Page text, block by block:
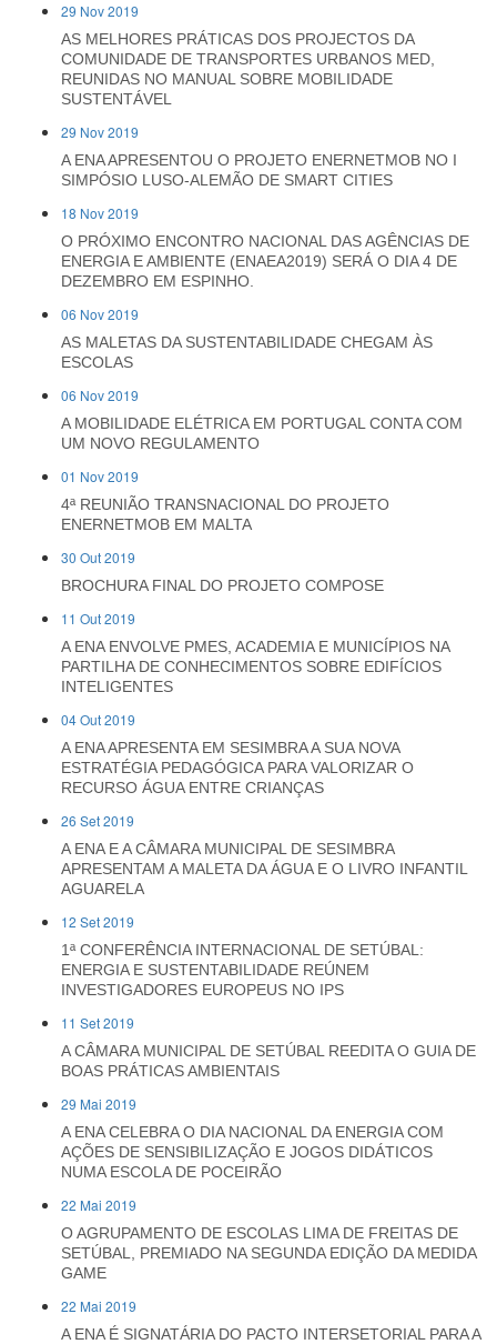
29 Nov 2019
AS MELHORES PRÁTICAS DOS PROJECTOS DA
COMUNIDADE DE TRANSPORTES URBANOS MED,
REUNIDAS NO MANUAL SOBRE MOBILIDADE
SUSTENTÁVEL
29 Nov 2019
A ENA APRESENTOU O PROJETO ENERNETMOB NO I
SIMPÓSIO LUSO-ALEMÃO DE SMART CITIES
18 Nov 2019
O PRÓXIMO ENCONTRO NACIONAL DAS AGÊNCIAS DE
ENERGIA E AMBIENTE (ENAEA2019) SERÁ O DIA 4 DE
DEZEMBRO EM ESPINHO.
06 Nov 2019
AS MALETAS DA SUSTENTABILIDADE CHEGAM ÀS
ESCOLAS
06 Nov 2019
A MOBILIDADE ELÉTRICA EM PORTUGAL CONTA COM
UM NOVO REGULAMENTO
01 Nov 2019
4ª REUNIÃO TRANSNACIONAL DO PROJETO
ENERNETMOB EM MALTA
30 Out 2019
BROCHURA FINAL DO PROJETO COMPOSE
11 Out 2019
A ENA ENVOLVE PMES, ACADEMIA E MUNICÍPIOS NA
PARTILHA DE CONHECIMENTOS SOBRE EDIFÍCIOS
INTELIGENTES
04 Out 2019
A ENA APRESENTA EM SESIMBRA A SUA NOVA
ESTRATÉGIA PEDAGÓGICA PARA VALORIZAR O
RECURSO ÁGUA ENTRE CRIANÇAS
26 Set 2019
A ENA E A CÂMARA MUNICIPAL DE SESIMBRA
APRESENTAM A MALETA DA ÁGUA E O LIVRO INFANTIL
AGUARELA
12 Set 2019
1ª CONFERÊNCIA INTERNACIONAL DE SETÚBAL:
ENERGIA E SUSTENTABILIDADE REÚNEM
INVESTIGADORES EUROPEUS NO IPS
11 Set 2019
A CÂMARA MUNICIPAL DE SETÚBAL REEDITA O GUIA DE
BOAS PRÁTICAS AMBIENTAIS
29 Mai 2019
A ENA CELEBRA O DIA NACIONAL DA ENERGIA COM
AÇÕES DE SENSIBILIZAÇÃO E JOGOS DIDÁTICOS
NUMA ESCOLA DE POCEIRÃO
22 Mai 2019
O AGRUPAMENTO DE ESCOLAS LIMA DE FREITAS DE
SETÚBAL, PREMIADO NA SEGUNDA EDIÇÃO DA MEDIDA
GAME
22 Mai 2019
A ENA É SIGNATÁRIA DO PACTO INTERSETORIAL PARA A